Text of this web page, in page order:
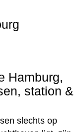
Hamburg,
station &
slechts op